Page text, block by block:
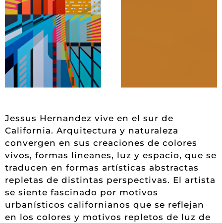
Jessus Hernandez vive en el sur de
California. Arquitectura y naturaleza
convergen en sus creaciones de colores
vivos, formas lineanes, luz y espacio, que se
traducen en formas artísticas abstractas
repletas de distintas perspectivas. El artista
se siente fascinado por motivos
urbanísticos californianos que se reflejan
en los colores y motivos repletos de luz de